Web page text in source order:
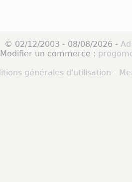
© 02/12/2003 - 08/08/2026 -
un commerce :
générales d'utilisation -